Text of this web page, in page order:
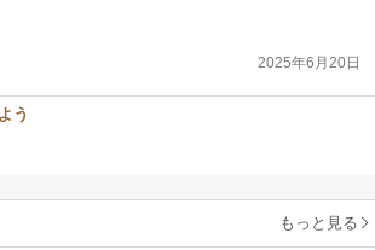
2025年6月20日
う
もっと見る